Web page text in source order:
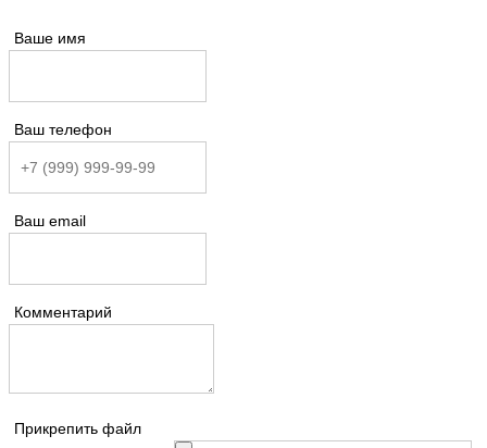
Ваше имя
Ваш телефон
Ваш email
Комментарий
Прикрепить файл